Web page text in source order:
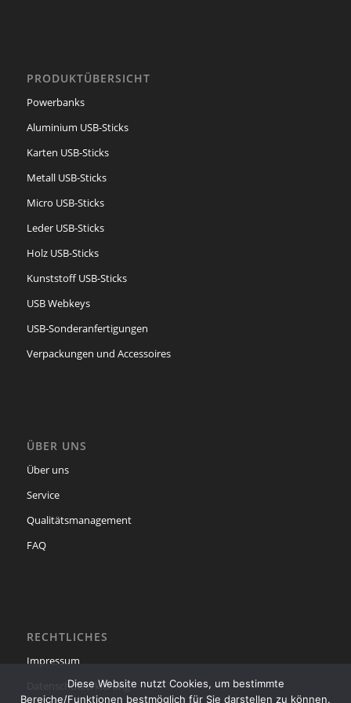
PRODUKTÜBERSICHT
Powerbanks
Aluminium USB-Sticks
Karten USB-Sticks
Metall USB-Sticks
Micro USB-Sticks
Leder USB-Sticks
Holz USB-Sticks
Kunststoff USB-Sticks
USB Webkeys
USB-Sonderanfertigungen
Verpackungen und Accessoires
ÜBER UNS
Über uns
Service
Qualitätsmanagement
FAQ
RECHTLICHES
Impressum
Datenschutzerklärung
Diese Website nutzt Cookies, um bestimmte
Bereiche/Funktionen bestmöglich für Sie darstellen zu können.